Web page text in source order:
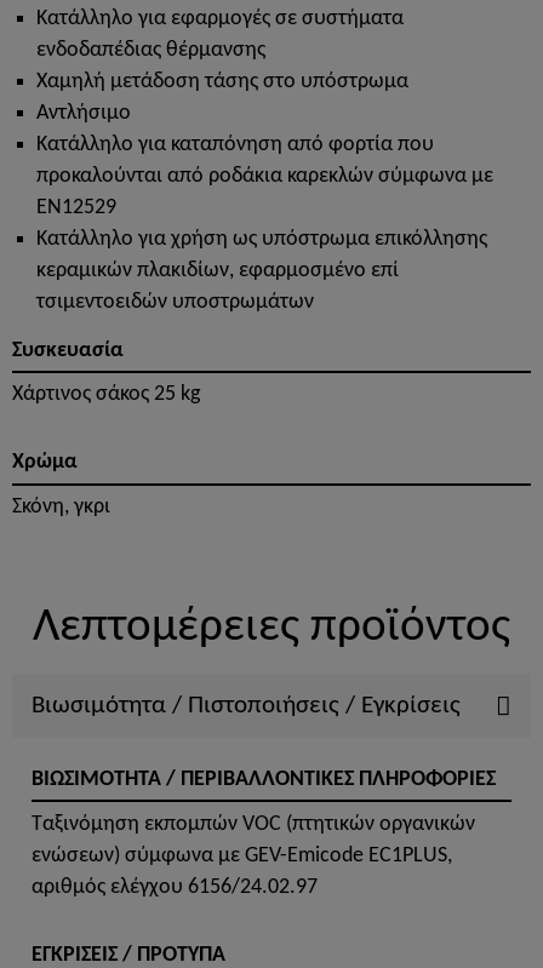
Κατάλληλο για εφαρμογές σε συστήματα
ενδοδαπέδιας θέρμανσης
Χαμηλή μετάδοση τάσης στο υπόστρωμα
Αντλήσιμο
Κατάλληλο για καταπόνηση από φορτία που
προκαλούνται από ροδάκια καρεκλών σύμφωνα με
EN12529
Κατάλληλο για χρήση ως υπόστρωμα επικόλλησης
κεραμικών πλακιδίων, εφαρμοσμένο επί
τσιμεντοειδών υποστρωμάτων
Συσκευασία
Χάρτινος σάκος 25 kg
Χρώμα
Σκόνη, γκρι
Λεπτομέρειες προϊόντος
Βιωσιμότητα / Πιστοποιήσεις / Εγκρίσεις
ΒΙΩΣΙΜΟΤΗΤΑ / ΠΕΡΙΒΑΛΛΟΝΤΙΚΕΣ ΠΛΗΡΟΦΟΡΙΕΣ
Ταξινόμηση εκπομπών VOC (πτητικών οργανικών
ενώσεων) σύμφωνα με GEV-Emicode EC1PLUS,
αριθμός ελέγχου 6156/24.02.97
ΕΓΚΡΙΣΕΙΣ / ΠΡΟΤΥΠΑ